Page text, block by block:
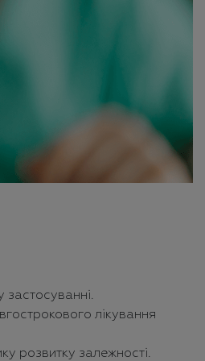
лікування
розвитку залежності.